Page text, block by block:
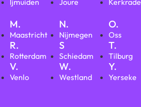
M.
Maastricht
N.
Nijmegen
O.
Oss
R.
Rotterdam
S
Schiedam
T.
Tilburg
V.
Venlo
W.
Westland
Y.
Yerseke